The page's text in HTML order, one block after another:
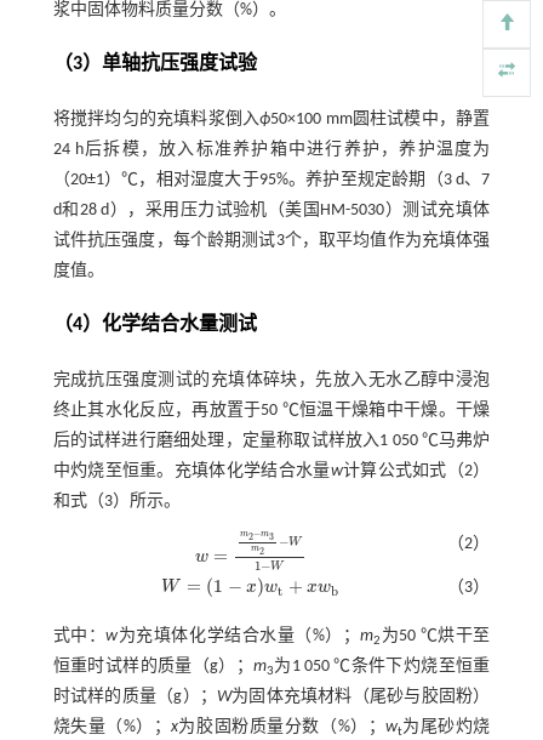
浆中固体物料质量分数（%）。
（3）单轴抗压强度试验
将搅拌均匀的充填料浆倒入ϕ50×100 mm圆柱试模中，静置
24 h后拆模，放入标准养护箱中进行养护，养护温度为
（20±1）℃，相对湿度大于95%。养护至规定龄期（3 d、7
d和28 d），采用压力试验机（美国HM-5030）测试充填体
试件抗压强度，每个龄期测试3个，取平均值作为充填体强
度值。
（4）化学结合水量测试
完成抗压强度测试的充填体碎块，先放入无水乙醇中浸泡
终止其水化反应，再放置于50 ℃恒温干燥箱中干燥。干燥
后的试样进行磨细处理，定量称取试样放入1 050 ℃马弗炉
中灼烧至恒重。充填体化学结合水量w计算公式如式（2）
和式（3） 所示。
w =
m2−m3
m2
−W
1−W
w=m 2-m3m2-W
（2）
W = (1 − x)wt + xwb
W= (1- x)w t+xwb （3）
式中：w为充填体化学结合水量（%）；m2 为50 ℃烘干至
恒重时试样的质量（g）； m3为1 050 ℃条件下灼烧至恒重
时试样的质量（g）； W为固体充填材料（尾砂与胶固粉）
烧失量（%）； x为胶固粉质量分数（%）； wt为尾砂灼烧